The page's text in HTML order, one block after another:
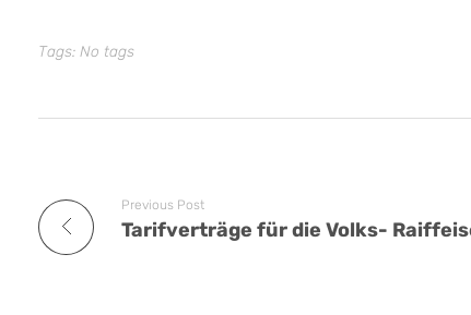
Tags: No tags
Previous Post